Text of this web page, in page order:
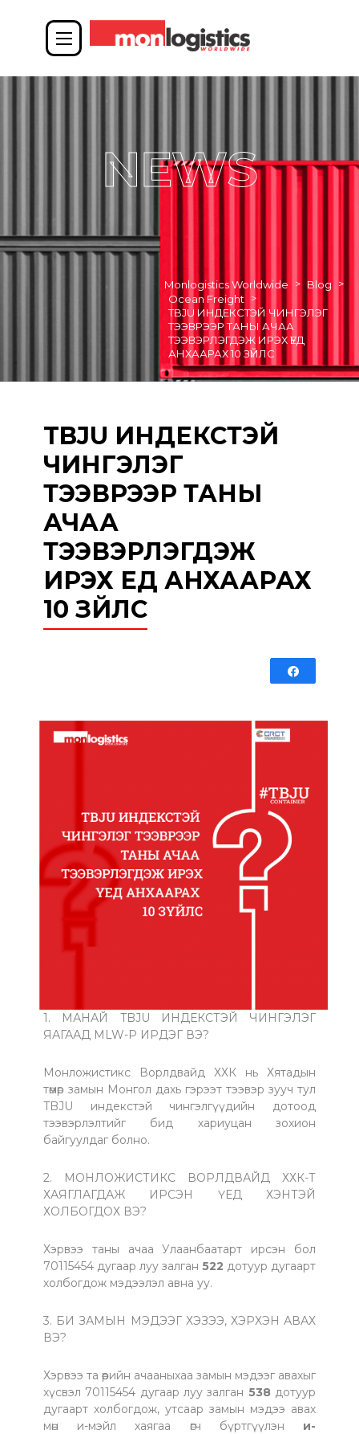
NEWS
Monlogistics Worldwide > Blog
>
Ocean Freight
>
TBJU ИНДЕКСТЭЙ ЧИНГЭЛЭГ
ТЭЭВРЭЭР ТАНЫ АЧАА
ТЭЭВЭРЛЭГДЭЖ ИРЭХ ҮЕД
АНХААРАХ 10 ЗҮЙЛС
TBJU ИНДЕКСТЭЙ
ЧИНГЭЛЭГ
ТЭЭВРЭЭР ТАНЫ
АЧАА
ТЭЭВЭРЛЭГДЭЖ
ИРЭХ ҮЕД АНХААРАХ
10 ЗҮЙЛС
1. МАНАЙ TBJU ИНДЕКСТЭЙ ЧИНГЭЛЭГ
ЯАГААД MLW-Р ИРДЭГ ВЭ?
Монложистикс Ворлдвайд ХХК нь Хятадын
төмөр замын Монгол дахь гэрээт тээвэр зууч тул
TBJU индекстэй чингэлгүүдийн дотоод
тээвэрлэлтийг бид хариуцан зохион
байгуулдаг болно.
2. МОНЛОЖИСТИКС ВОРЛДВАЙД ХХК-Т
ХАЯГЛАГДАЖ ИРСЭН ҮЕД ХЭНТЭЙ
ХОЛБОГДОХ ВЭ?
Хэрвээ таны ачаа Улаанбаатарт ирсэн бол
70115454 дугаар луу залган 522 дотуур дугаарт
холбогдож мэдээлэл авна уу.
3. БИ ЗАМЫН МЭДЭЭГ ХЭЗЭЭ, ХЭРХЭН АВАХ
ВЭ?
Хэрвээ та өөрийн ачааныхаа замын мэдээг авахыг
хүсвэл 70115454 дугаар луу залган 538 дотуур
дугаарт холбогдож, утсаар замын мэдээ авах
мөн и-мэйл хаягаа өгч бүртгүүлэн и-